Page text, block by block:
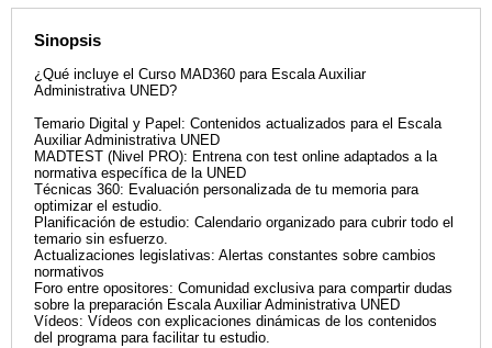
Sinopsis
¿Qué incluye el Curso MAD360 para Escala Auxiliar
Administrativa UNED?
Temario Digital y Papel: Contenidos actualizados para el Escala
Auxiliar Administrativa UNED
MADTEST (Nivel PRO): Entrena con test online adaptados a la
normativa específica de la UNED
Técnicas 360: Evaluación personalizada de tu memoria para
optimizar el estudio.
Planificación de estudio: Calendario organizado para cubrir todo el
temario sin esfuerzo.
Actualizaciones legislativas: Alertas constantes sobre cambios
normativos
Foro entre opositores: Comunidad exclusiva para compartir dudas
sobre la preparación Escala Auxiliar Administrativa UNED
Vídeos: Vídeos con explicaciones dinámicas de los contenidos
del programa para facilitar tu estudio.